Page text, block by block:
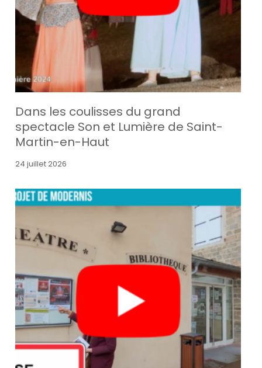
Dans les coulisses du grand
spectacle Son et Lumière de Saint-
Martin-en-Haut
24 juillet 2026